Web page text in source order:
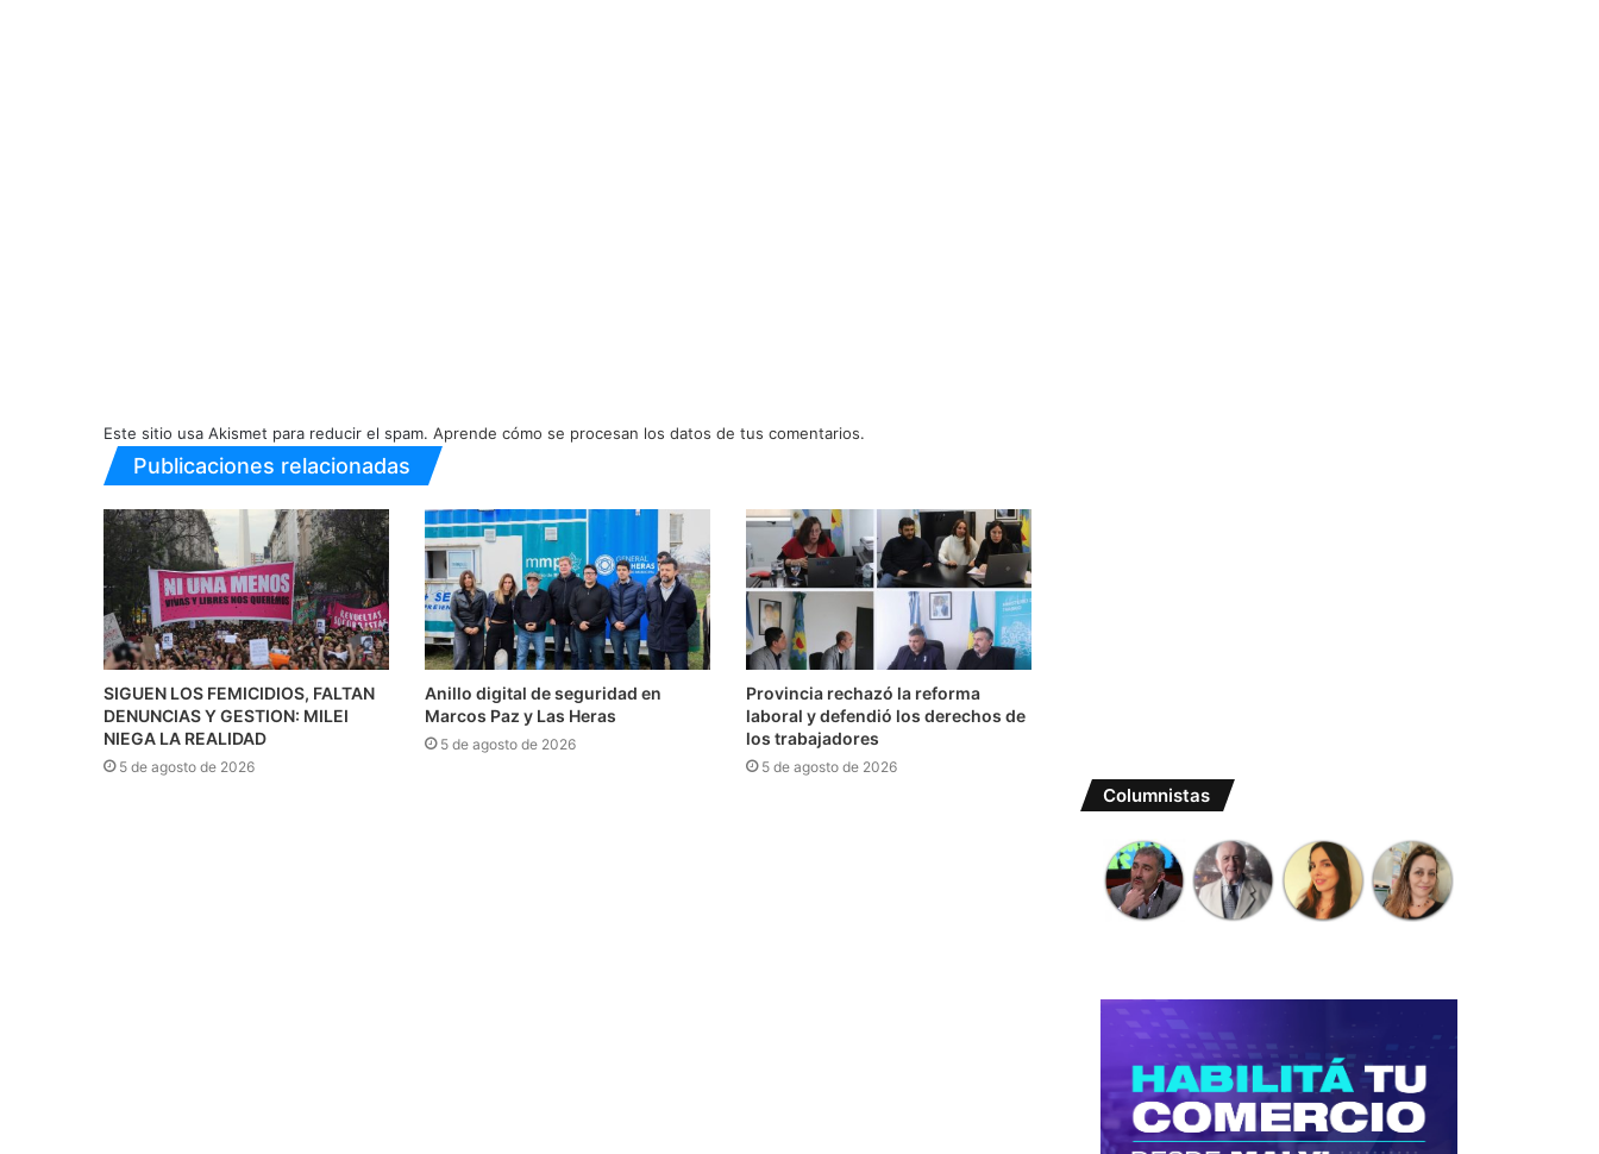
Este sitio usa Akismet para reducir el spam. Aprende cómo se procesan los datos de tus comentarios.
Publicaciones relacionadas
SIGUEN LOS FEMICIDIOS, FALTAN
DENUNCIAS Y GESTION: MILEI
NIEGA LA REALIDAD
5 de agosto de 2026
Anillo digital de seguridad en
Marcos Paz y Las Heras
5 de agosto de 2026
Provincia rechazó la reforma
laboral y defendió los derechos de
los trabajadores
5 de agosto de 2026
Columnistas